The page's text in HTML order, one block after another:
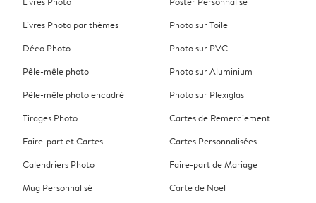
Livres Photo par thèmes
Déco Photo
Pêle-mêle photo
Pêle-mêle photo encadré
Tirages Photo
Faire-part et Cartes
Calendriers Photo
Mug Personnalisé
Photo sur Toile
Photo sur PVC
Photo sur Aluminium
Photo sur Plexiglas
Cartes de Remerciement
Cartes Personnalisées
Faire-part de Mariage
Carte de Noël